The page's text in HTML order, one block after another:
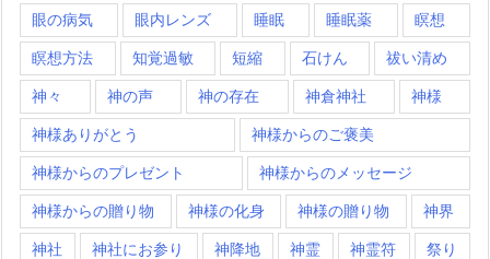
眼の病気 眼内レンズ 睡眠 睡眠薬 瞑想
瞑想方法 知覚過敏 短縮 石けん 祓い清め
神々 神の声 神の存在 神倉神社 神様
神様ありがとう 神様からのご褒美
神様からのプレゼント 神様からのメッセージ
神様からの贈り物 神様の化身 神様の贈り物 神界
神社 神社にお参り 神降地 神霊 神霊符 祭り